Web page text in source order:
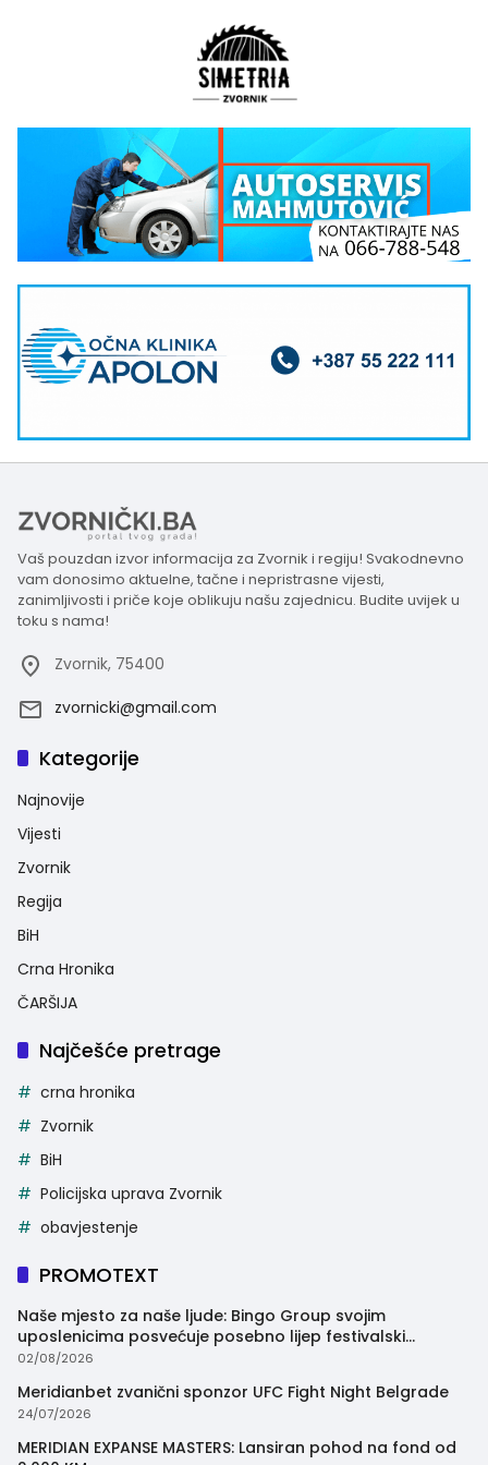
Vaš pouzdan izvor informacija za Zvornik i regiju! Svakodnevno
vam donosimo aktuelne, tačne i nepristrasne vijesti,
zanimljivosti i priče koje oblikuju našu zajednicu. Budite uvijek u
toku s nama!
Zvornik, 75400
zvornicki@gmail.com
Kategorije
Najnovije
Vijesti
Zvornik
Regija
BiH
Crna Hronika
ČARŠIJA
Najčešće pretrage
crna hronika
Zvornik
BiH
Policijska uprava Zvornik
obavjestenje
PROMOTEXT
Naše mjesto za naše ljude: Bingo Group svojim
uposlenicima posvećuje posebno lijep festivalski
trenutak
02/08/2026
Meridianbet zvanični sponzor UFC Fight Night Belgrade
24/07/2026
MERIDIAN EXPANSE MASTERS: Lansiran pohod na fond od